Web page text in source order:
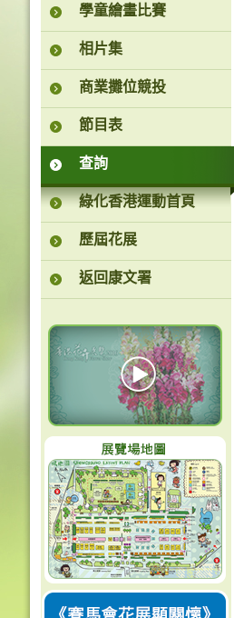
學童繪畫比賽
相片集
商業攤位競投
節目表
查詢
綠化香港運動首頁
歷屆花展
返回康文署